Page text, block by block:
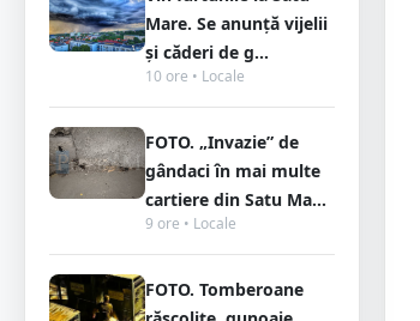
Mare. Se anunță vijelii
și căderi de g...
10 ore • Locale
FOTO. „Invazie” de
gândaci în mai multe
cartiere din Satu Ma...
9 ore • Locale
FOTO. Tomberoane